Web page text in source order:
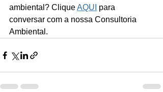
ambiental? Clique AQUI para
conversar com a nossa Consultoria
Ambiental.